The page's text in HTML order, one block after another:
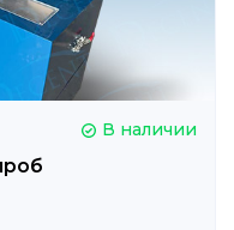
В наличии